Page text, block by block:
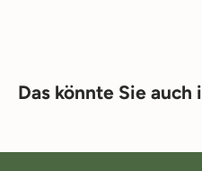
Das könnte Sie